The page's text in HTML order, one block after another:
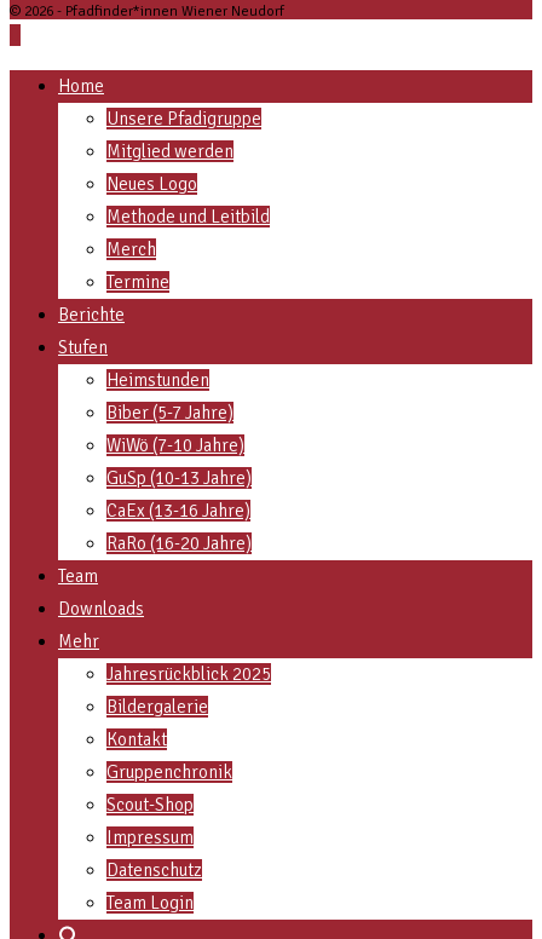
© 2026 - Pfadfinder*innen Wiener Neudorf
Home
Unsere Pfadigruppe
Mitglied werden
Neues Logo
Methode und Leitbild
Merch
Termine
Berichte
Stufen
Heimstunden
Biber (5-7 Jahre)
WiWö (7-10 Jahre)
GuSp (10-13 Jahre)
CaEx (13-16 Jahre)
RaRo (16-20 Jahre)
Team
Downloads
Mehr
Jahresrückblick 2025
Bildergalerie
Kontakt
Gruppenchronik
Scout-Shop
Impressum
Datenschutz
Team Login